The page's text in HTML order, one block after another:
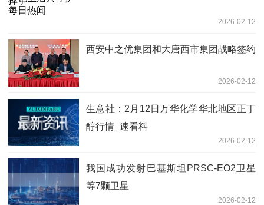
2026-02-12
西安中之优集团和大唐西市集团战略签约
2026-02-12
生意社：2月12日万华化学华北地区正丁
醇行情_速看料
2026-02-12
我国成功发射巴基斯坦PRSC-EO2卫星
等7颗卫星
2026-02-12